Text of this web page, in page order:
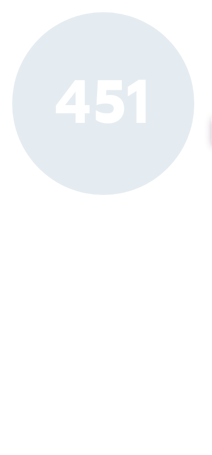
451